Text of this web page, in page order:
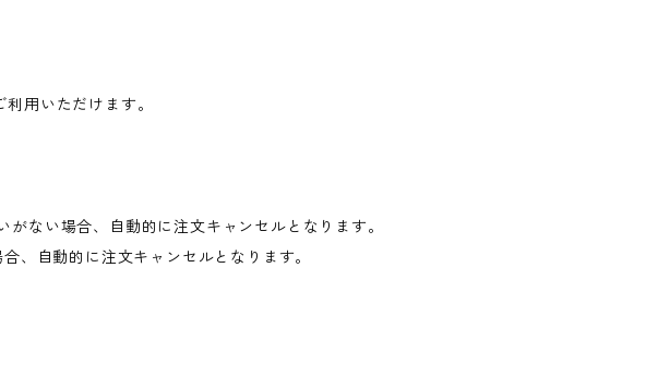
用いただけます。
ない場合、自動的に注文キャンセルとなります。
、自動的に注文キャンセルとなります。